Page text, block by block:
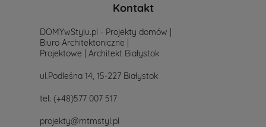
Kontakt
DOMYwStylu.pl - Projekty domów |
Biuro Architektoniczne |
Projektowe | Architekt Białystok
ul.Podleśna 14, 15-227 Białystok
tel: (+48)577 007 517
projekty@mtmstyl.pl